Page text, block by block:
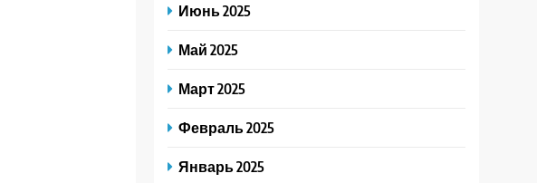
Июнь 2025
Май 2025
Март 2025
Февраль 2025
Январь 2025